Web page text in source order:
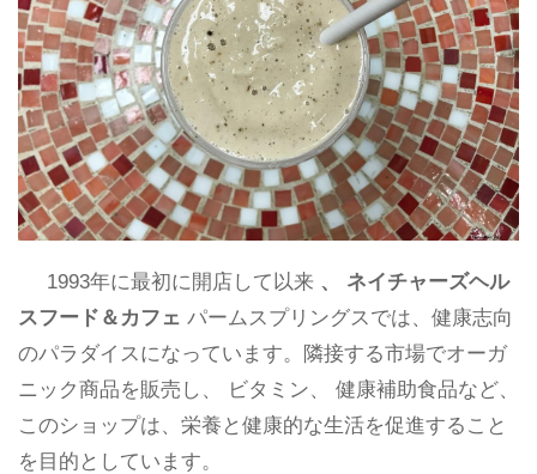
1993年に最初に開店して以来 、 ネイチャーズヘル
スフード＆カフェ パームスプリングスでは、健康志向
のパラダイスになっています。隣接する市場でオーガ
ニック商品を販売し、 ビタミン、 健康補助食品など、
このショップは、栄養と健康的な生活を促進すること
を目的としています。